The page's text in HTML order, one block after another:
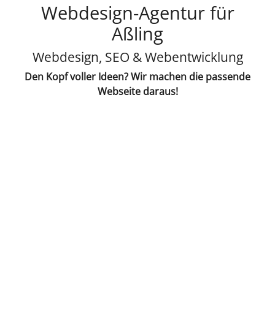
Webdesign-Agentur für
Aßling
Webdesign, SEO & Webentwicklung
Den Kopf voller Ideen? Wir machen die passende
Webseite daraus!